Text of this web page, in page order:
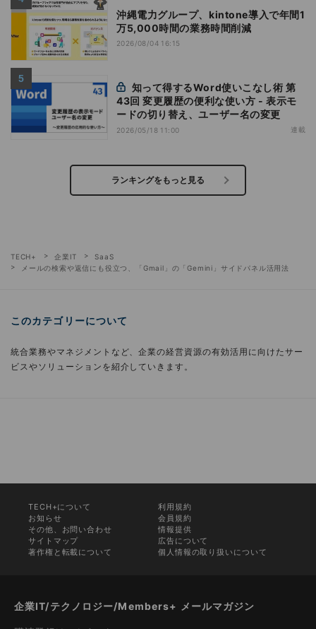
沖縄電力グループ、kintone導入で年間1
万5,000時間の業務時間削減
2026/08/04 16:15
43回 変更履歴の便利な使い方 - 表示モ
ードの切り替え、ユーザー名の変更
2026/05/18 11:00 連載
ランキングをもっと見る
TECH+ 企業IT
SaaS
メールの検索や返信にも役立つ、「Gmail」の「Gemini」サイドパネル活用法
このカテゴリーについて
統合業務やマネジメントなど、企業の経営資源の有効活用に向けたサー
ビスやソリューションを紹介していきます。
TECH+について
利用規約
お知らせ
会員規約
その他、お問い合わせ
情報提供
サイトマップ
広告について
著作権と転載について
個人情報の取り扱いについて
企業IT/テクノロジー/Members+ メールマガジン